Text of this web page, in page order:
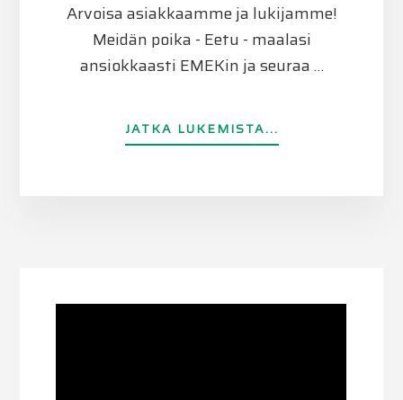
Arvoisa asiakkaamme ja lukijamme!
Meidän poika - Eetu - maalasi
ansiokkaasti EMEKin ja seuraa …
JATKA LUKEMISTA...
JA